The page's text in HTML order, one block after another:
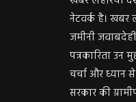
नेटवर्क है। खबर
जमीनी
पत्रकारिता उन
चर्चा और ध्यान
सरकार की